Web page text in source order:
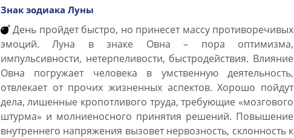
Знак зодиака Луны
День пройдет быстро, но принесет массу противоречивых
эмоций. Луна в знаке Овна – пора оптимизма,
импульсивности, нетерпеливости, быстродействия. Влияние
Овна погружает человека в умственную деятельность,
отвлекает от прочих жизненных аспектов. Хорошо пойдут
дела, лишенные кропотливого труда, требующие «мозгового
штурма» и молниеносного принятия решений. Повышение
внутреннего напряжения вызовет нервозность, склонность к